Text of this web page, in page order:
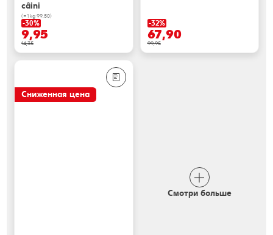
câini
(=1 kg 99.50)
-30%
9,95
14,35
-32%
67,90
99,95
Сниженная цена
Смотри больше